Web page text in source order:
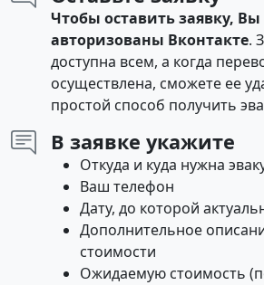
Чтобы оставить заявку,
авторизованы Вконтакте.
доступна всем, а когда
осуществлена, сможете ее
простой способ получить
В заявке укажите
Откуда и куда нужна
Ваш телефон
Дату, до которой
Дополнительное
стоимости
Ожидаемую стоимость